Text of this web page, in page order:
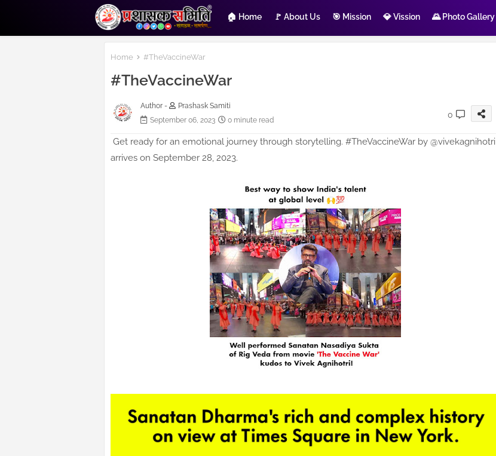
🏠 Home 🚩 About Us 🎯 Mission 💎 Vission 🌄 Photo Gallery
Home #TheVaccineWar
#TheVaccineWar
Author -
Prashask Samiti
September 06, 2023
0 minute read
0
Get ready for an emotional journey through storytelling. #TheVaccineWar by @vivekagnihotri
arrives on September 28, 2023.